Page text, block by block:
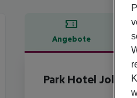
Angebote
Park Hotel